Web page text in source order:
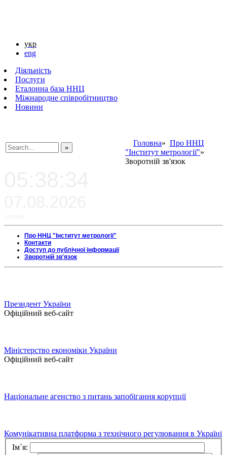
укр
eng
Діяльність
Послуги
Еталонна база ННЦ
Міжнародне співробітництво
Новини
Головна» Про ННЦ
"Інститут метрології"»
Зворотній зв'язок
Про ННЦ "Інститут метрології"
Контакти
Доступ до публічної інформації
Зворотній зв'язок
Президент України
Офіційний веб-сайт
Міністерство економіки України
Офіційний веб-сайт
Національне агенство з питань запобігання корупції
Комунікативна платформа з технічного регулювання в Україні
Ім`я: